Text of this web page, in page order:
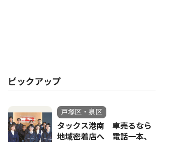
ピックアップ
戸塚区・泉区
タックス港南 車売るなら
地域密着店へ 電話一本、